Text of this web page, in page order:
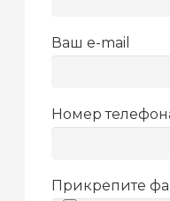
Ваш e-mail
Номер
Прикрепите